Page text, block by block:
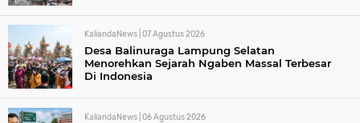
KaliandaNews | 07 Agustus 2026
Desa Balinuraga Lampung Selatan
Menorehkan Sejarah Ngaben Massal Terbesar
Di Indonesia
KaliandaNews | 06 Agustus 2026